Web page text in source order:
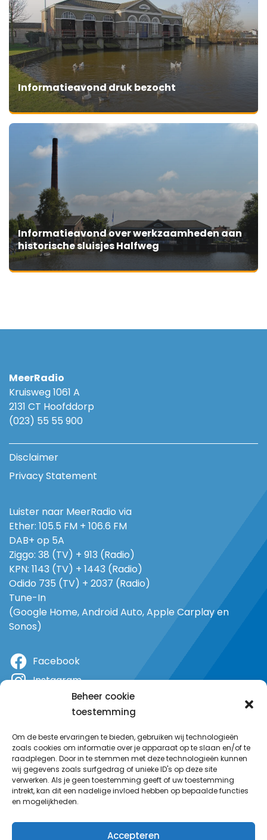
Beheer cookie
toestemming
Om de beste ervaringen te bieden, gebruiken wij technologieën
zoals cookies om informatie over je apparaat op te slaan en/of te
raadplegen. Door in te stemmen met deze technologieën kunnen
wij gegevens zoals surfgedrag of unieke ID's op deze site
verwerken. Als je geen toestemming geeft of uw toestemming
intrekt, kan dit een nadelige invloed hebben op bepaalde functies
en mogelijkheden.
Accepteren
Informatieavond druk bezocht
Informatieavond over werkzaamheden aan
historische sluisjes Halfweg
MeerRadio
Kruisweg 1061 A
2131 CT Hoofddorp
(023) 55 55 900
Disclaimer
Privacy Statement
Luister naar MeerRadio via
Ether: 105.5 FM + 106.6 FM
DAB+ op 5A
Ziggo: 38 (TV) + 913 (Radio)
KPN: 1143 (TV) + 1443 (Radio)
Odido 735 (TV) + 2037 (Radio)
Tune-In
(Google Home, Android Auto, Apple Carplay en
Sonos)
Facebook
Instagram
YouTube